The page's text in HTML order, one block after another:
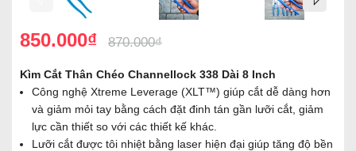
850.000₫ 870.000₫
Kìm Cắt Thân Chéo Channellock 338 Dài 8 Inch
Công nghệ Xtreme Leverage (XLT™) giúp cắt dễ dàng hơn
và giảm mỏi tay bằng cách đặt đinh tán gần lưỡi cắt, giảm
lực cần thiết so với các thiết kế khác.
Lưỡi cắt được tôi nhiệt bằng laser hiện đại giúp tăng độ bền